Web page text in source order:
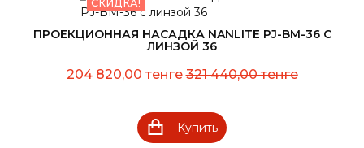
СКИДКА!
ПРОЕКЦИОННАЯ НАСАДКА NANLITE PJ-BM-36 С
ЛИНЗОЙ 36
204 820,00 тенге321 440,00 тенге
Купить